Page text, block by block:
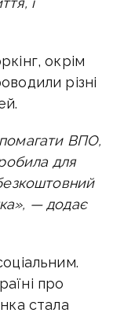
окрім
різні
ВПО,
для
— додає
про
стала